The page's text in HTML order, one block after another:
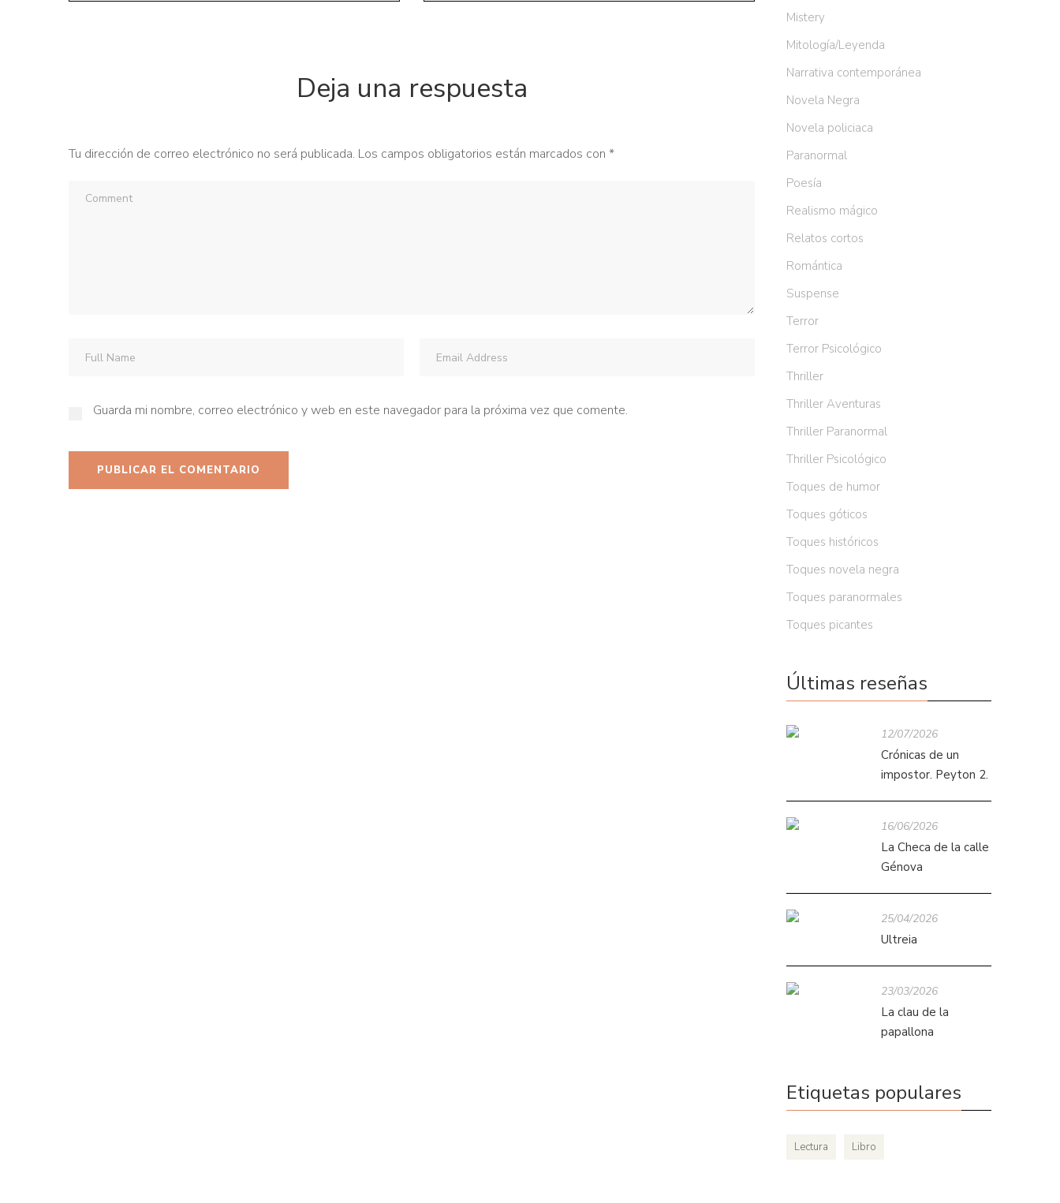
Deja una respuesta
Tu dirección de correo electrónico no será publicada. Los campos obligatorios están marcados con *
Guarda mi nombre, correo electrónico y web en este navegador para la próxima vez que comente.
Mistery
Mitología/Leyenda
Narrativa contemporánea
Novela Negra
Novela policiaca
Paranormal
Poesía
Realismo mágico
Relatos cortos
Romántica
Suspense
Terror
Terror Psicológico
Thriller
Thriller Aventuras
Thriller Paranormal
Thriller Psicológico
Toques de humor
Toques góticos
Toques históricos
Toques novela negra
Toques paranormales
Toques picantes
Últimas reseñas
12/07/2026
Crónicas de un
impostor. Peyton 2.
16/06/2026
La Checa de la calle
Génova
25/04/2026
Ultreia
23/03/2026
La clau de la
papallona
Etiquetas populares
Lectura Libro